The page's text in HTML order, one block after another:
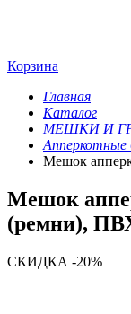
Корзина
Главная
Каталог
МЕШКИ И
Апперкотные
Мешок
Мешок
(ремни),
СКИДКА -20%